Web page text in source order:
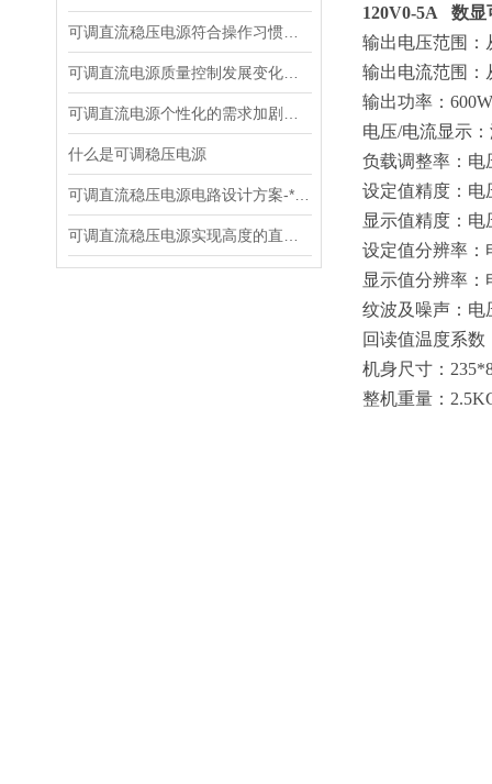
什么是可调稳压电源
120V0-5A 数显
输出电压范围：
输出电流范围：
输出功率： 600W
电压/电流显示
负载调整率：电
设定值精度：电
显示值精度：电
设定值分辨率：
显示值分辨率：
纹波及噪声：电
回读值温度系数
机身尺寸：
整机重量：